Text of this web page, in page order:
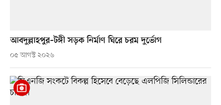
আবদুল্লাহপুর–টঙ্গী সড়ক নির্মাণ ঘিরে চরম দুর্ভোগ
০৫ আগস্ট ২০২৬